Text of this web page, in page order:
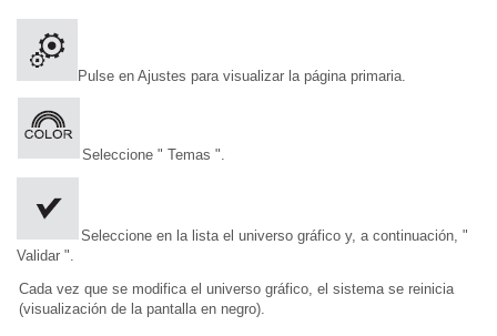
Pulse en Ajustes para visualizar la página primaria.
Seleccione " Temas ".
Seleccione en la lista el universo gráfico y, a continuación, "
Validar ".
Cada vez que se modifica el universo gráfico, el sistema se reinicia
(visualización de la pantalla en negro).